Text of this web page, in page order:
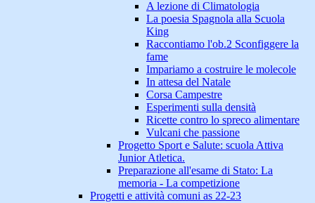
A lezione di Climatologia
La poesia Spagnola alla Scuola
King
Raccontiamo l'ob.2 Sconfiggere la
fame
Impariamo a costruire le molecole
In attesa del Natale
Corsa Campestre
Esperimenti sulla densità
Ricette contro lo spreco alimentare
Vulcani che passione
Progetto Sport e Salute: scuola Attiva
Junior Atletica.
Preparazione all'esame di Stato: La
memoria - La competizione
Progetti e attività comuni as 22-23